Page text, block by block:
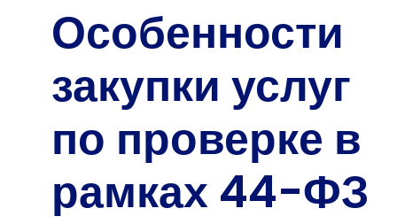
Особенности
закупки услуг
по проверке в
рамках 44-ФЗ